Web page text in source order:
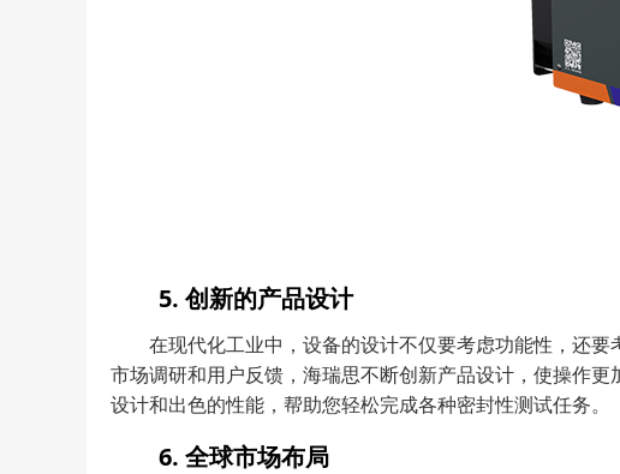
5. 创新的产品设计
在现代化工业中，设备的设计不仅要考虑功能性，还
市场调研和用户反馈，海瑞思不断创新产品设计，使操作
设计和出色的性能，帮助您轻松完成各种密封性测试任务。
6. 全球市场布局